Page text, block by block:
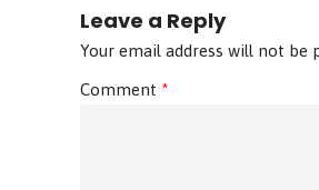
Leave a Reply
Your email address will not be
Comment *